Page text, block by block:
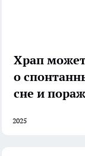
Храп
о
сне и
2025